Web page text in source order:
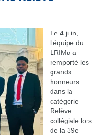
Le 4 juin,
l'équipe du
LRIMa a
remporté les
grands
honneurs
dans la
catégorie
Relève
collégiale lors
de la 39e